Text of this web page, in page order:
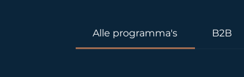
Alle programma's B2B